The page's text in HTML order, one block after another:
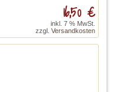
16,50 €
inkl. 7 % MwSt.
zzgl. Versandkosten